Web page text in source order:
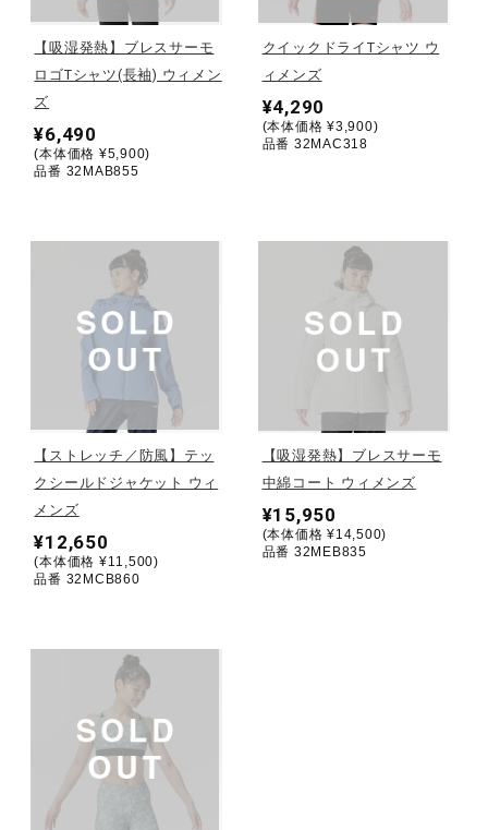
アウトドア／レイン
サポーター
ジュニア／キッズ
メディカル
コラボ／ライセンス
サポート
直営店一覧
【吸湿発熱】ブレスサーモ
ロゴTシャツ(長袖) ウィメン
ズ
¥6,490
(本体価格 ¥5,900)
品番 32MAB855
クイックドライTシャツ ウ
ィメンズ
¥4,290
(本体価格 ¥3,900)
品番 32MAC318
【ストレッチ／防風】テッ
クシールドジャケット ウィ
メンズ
¥12,650
(本体価格 ¥11,500)
品番 32MCB860
【吸湿発熱】ブレスサーモ
中綿コート ウィメンズ
¥15,950
(本体価格 ¥14,500)
品番 32MEB835